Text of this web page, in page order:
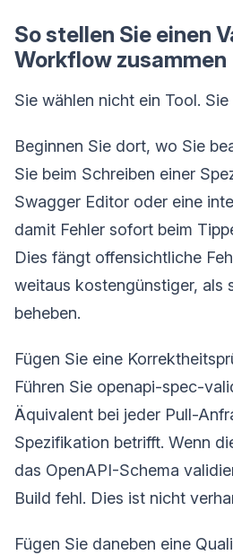
So stellen Sie einen
Workflow zusammen
Sie wählen nicht ein Tool.
Beginnen Sie dort, wo Sie
Sie beim Schreiben einer
Swagger Editor oder eine
damit Fehler sofort beim
Dies fängt offensichtliche
weitaus kostengünstiger, als
beheben.
Fügen Sie eine
Führen Sie openapi-spec-
Äquivalent bei jeder Pull-
Spezifikation betrifft. Wenn
das OpenAPI-Schema
Build fehl. Dies ist nicht
Fügen Sie daneben eine